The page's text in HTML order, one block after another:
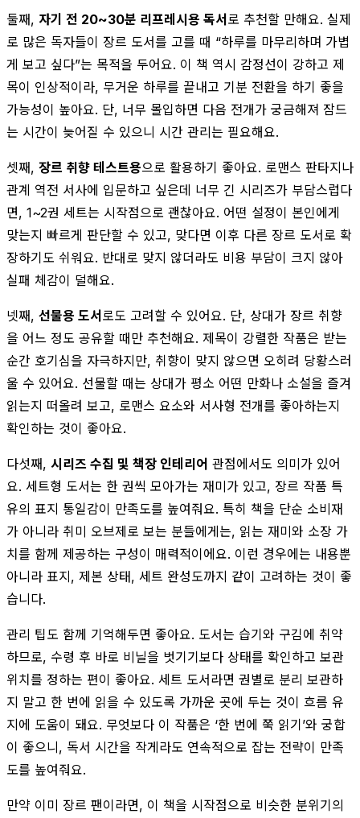
둘째, 자기 전 20~30분 리프레시용 독서로 추천할 만해요. 실제
로 많은 독자들이 장르 도서를 고를 때 “하루를 마무리하며 가볍
게 보고 싶다”는 목적을 두어요. 이 책 역시 감정선이 강하고 제
목이 인상적이라, 무거운 하루를 끝내고 기분 전환을 하기 좋을
가능성이 높아요. 단, 너무 몰입하면 다음 전개가 궁금해져 잠드
는 시간이 늦어질 수 있으니 시간 관리는 필요해요.
셋째, 장르 취향 테스트용으로 활용하기 좋아요. 로맨스 판타지나
관계 역전 서사에 입문하고 싶은데 너무 긴 시리즈가 부담스럽다
면, 1~2권 세트는 시작점으로 괜찮아요. 어떤 설정이 본인에게
맞는지 빠르게 판단할 수 있고, 맞다면 이후 다른 장르 도서로 확
장하기도 쉬워요. 반대로 맞지 않더라도 비용 부담이 크지 않아
실패 체감이 덜해요.
넷째, 선물용 도서로도 고려할 수 있어요. 단, 상대가 장르 취향
을 어느 정도 공유할 때만 추천해요. 제목이 강렬한 작품은 받는
순간 호기심을 자극하지만, 취향이 맞지 않으면 오히려 당황스러
울 수 있어요. 선물할 때는 상대가 평소 어떤 만화나 소설을 즐겨
읽는지 떠올려 보고, 로맨스 요소와 서사형 전개를 좋아하는지
확인하는 것이 좋아요.
다섯째, 시리즈 수집 및 책장 인테리어 관점에서도 의미가 있어
요. 세트형 도서는 한 권씩 모아가는 재미가 있고, 장르 작품 특
유의 표지 통일감이 만족도를 높여줘요. 특히 책을 단순 소비재
가 아니라 취미 오브제로 보는 분들에게는, 읽는 재미와 소장 가
치를 함께 제공하는 구성이 매력적이에요. 이런 경우에는 내용뿐
아니라 표지, 제본 상태, 세트 완성도까지 같이 고려하는 것이 좋
습니다.
관리 팁도 함께 기억해두면 좋아요. 도서는 습기와 구김에 취약
하므로, 수령 후 바로 비닐을 벗기기보다 상태를 확인하고 보관
위치를 정하는 편이 좋아요. 세트 도서라면 권별로 분리 보관하
지 말고 한 번에 읽을 수 있도록 가까운 곳에 두는 것이 흐름 유
지에 도움이 돼요. 무엇보다 이 작품은 ‘한 번에 쭉 읽기’와 궁합
이 좋으니, 독서 시간을 작게라도 연속적으로 잡는 전략이 만족
도를 높여줘요.
만약 이미 장르 팬이라면, 이 책을 시작점으로 비슷한 분위기의